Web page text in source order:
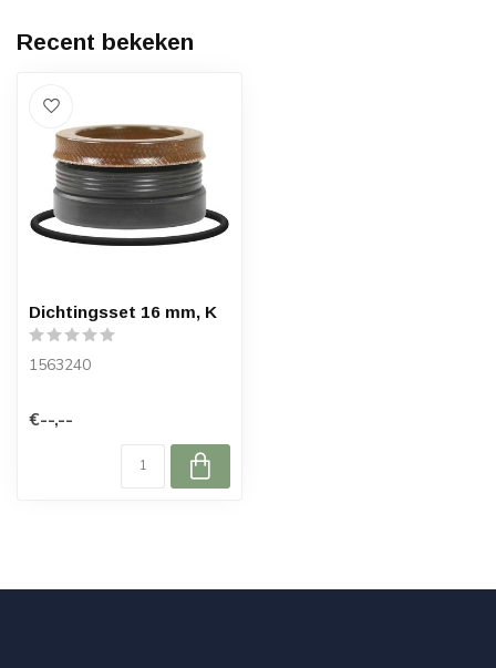
Recent bekeken
Dichtingsset 16 mm, K
1563240
€--,--